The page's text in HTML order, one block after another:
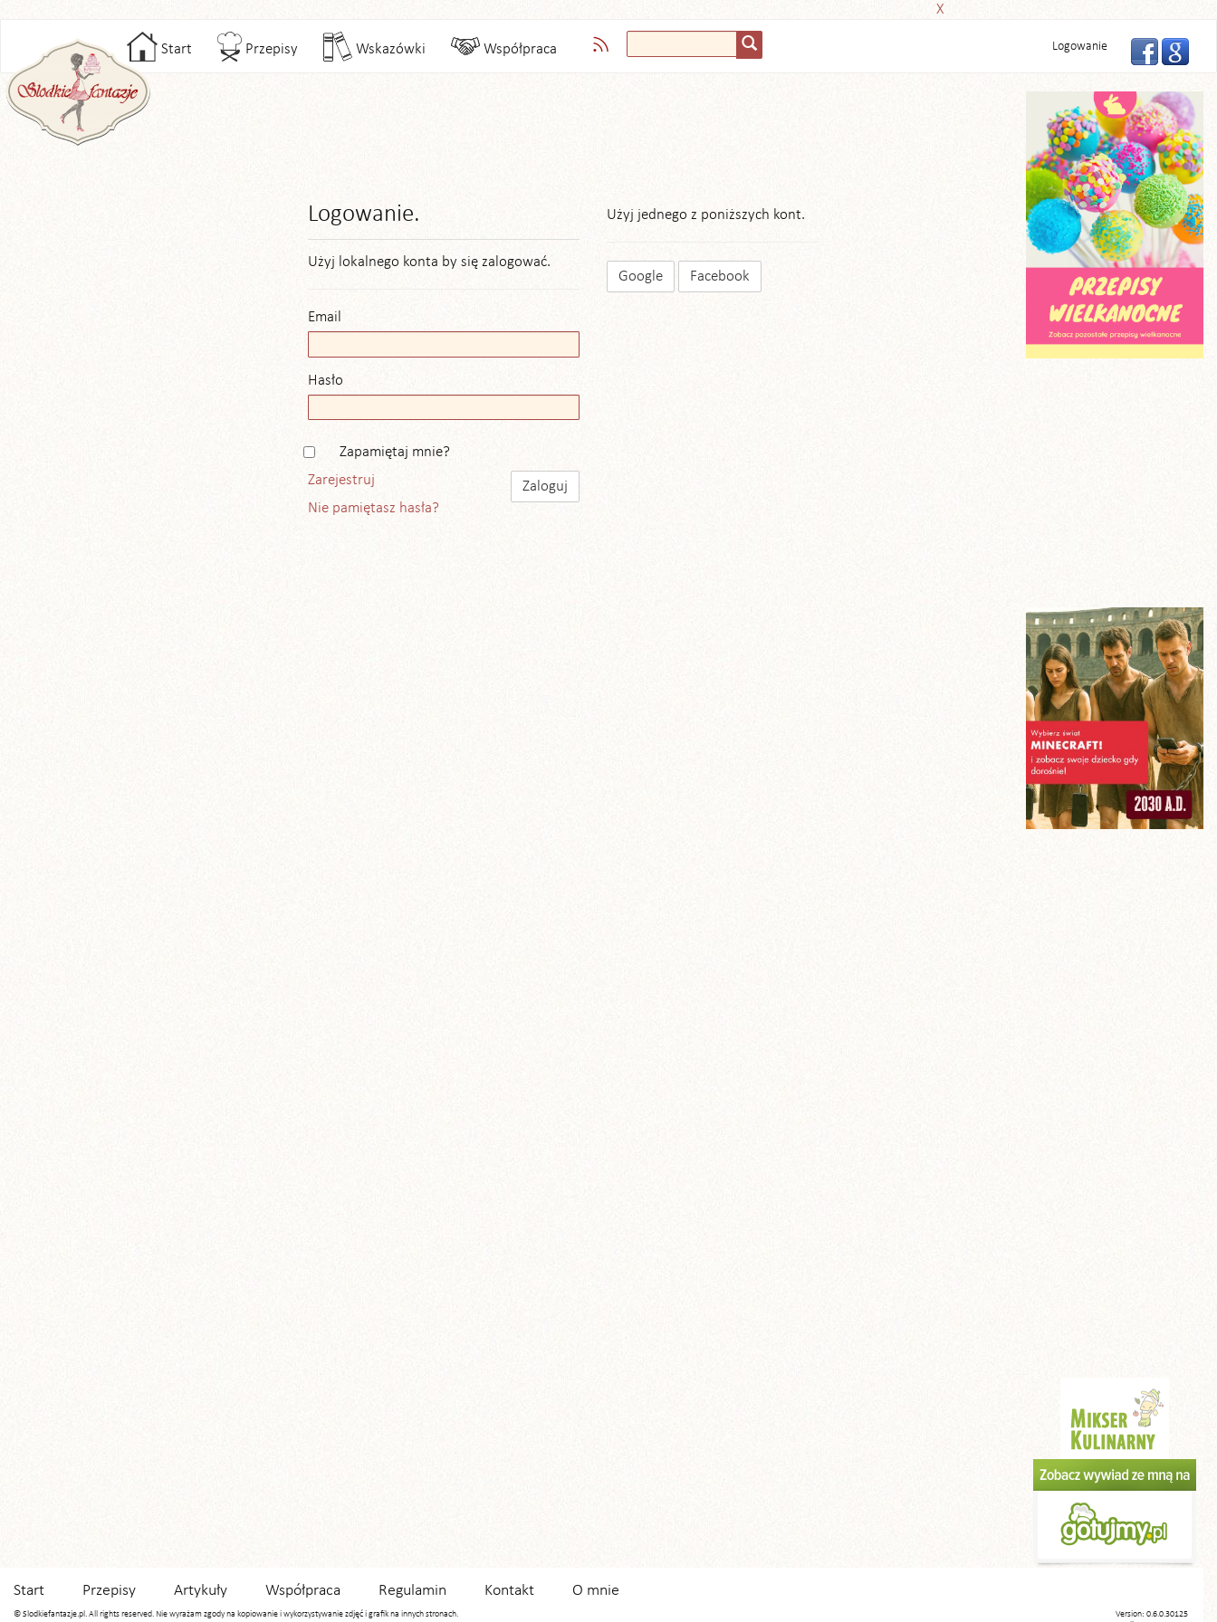
X
Start Przepisy Wskazówki Współpraca Logowanie
Logowanie.
Użyj lokalnego konta by się zalogować.
Email
Hasło
Zapamiętaj mnie?
Zarejestruj
Nie pamiętasz hasła?
Użyj jednego z poniższych kont.
Google Facebook
Start Przepisy Artykuły Współpraca Regulamin Kontakt O mnie
© Slodkiefantazje.pl. All rights reserved. Nie wyrażam zgody na kopiowanie i wykorzystywanie zdjęć i grafik na innych stronach.
Version: 0.6.0.30125